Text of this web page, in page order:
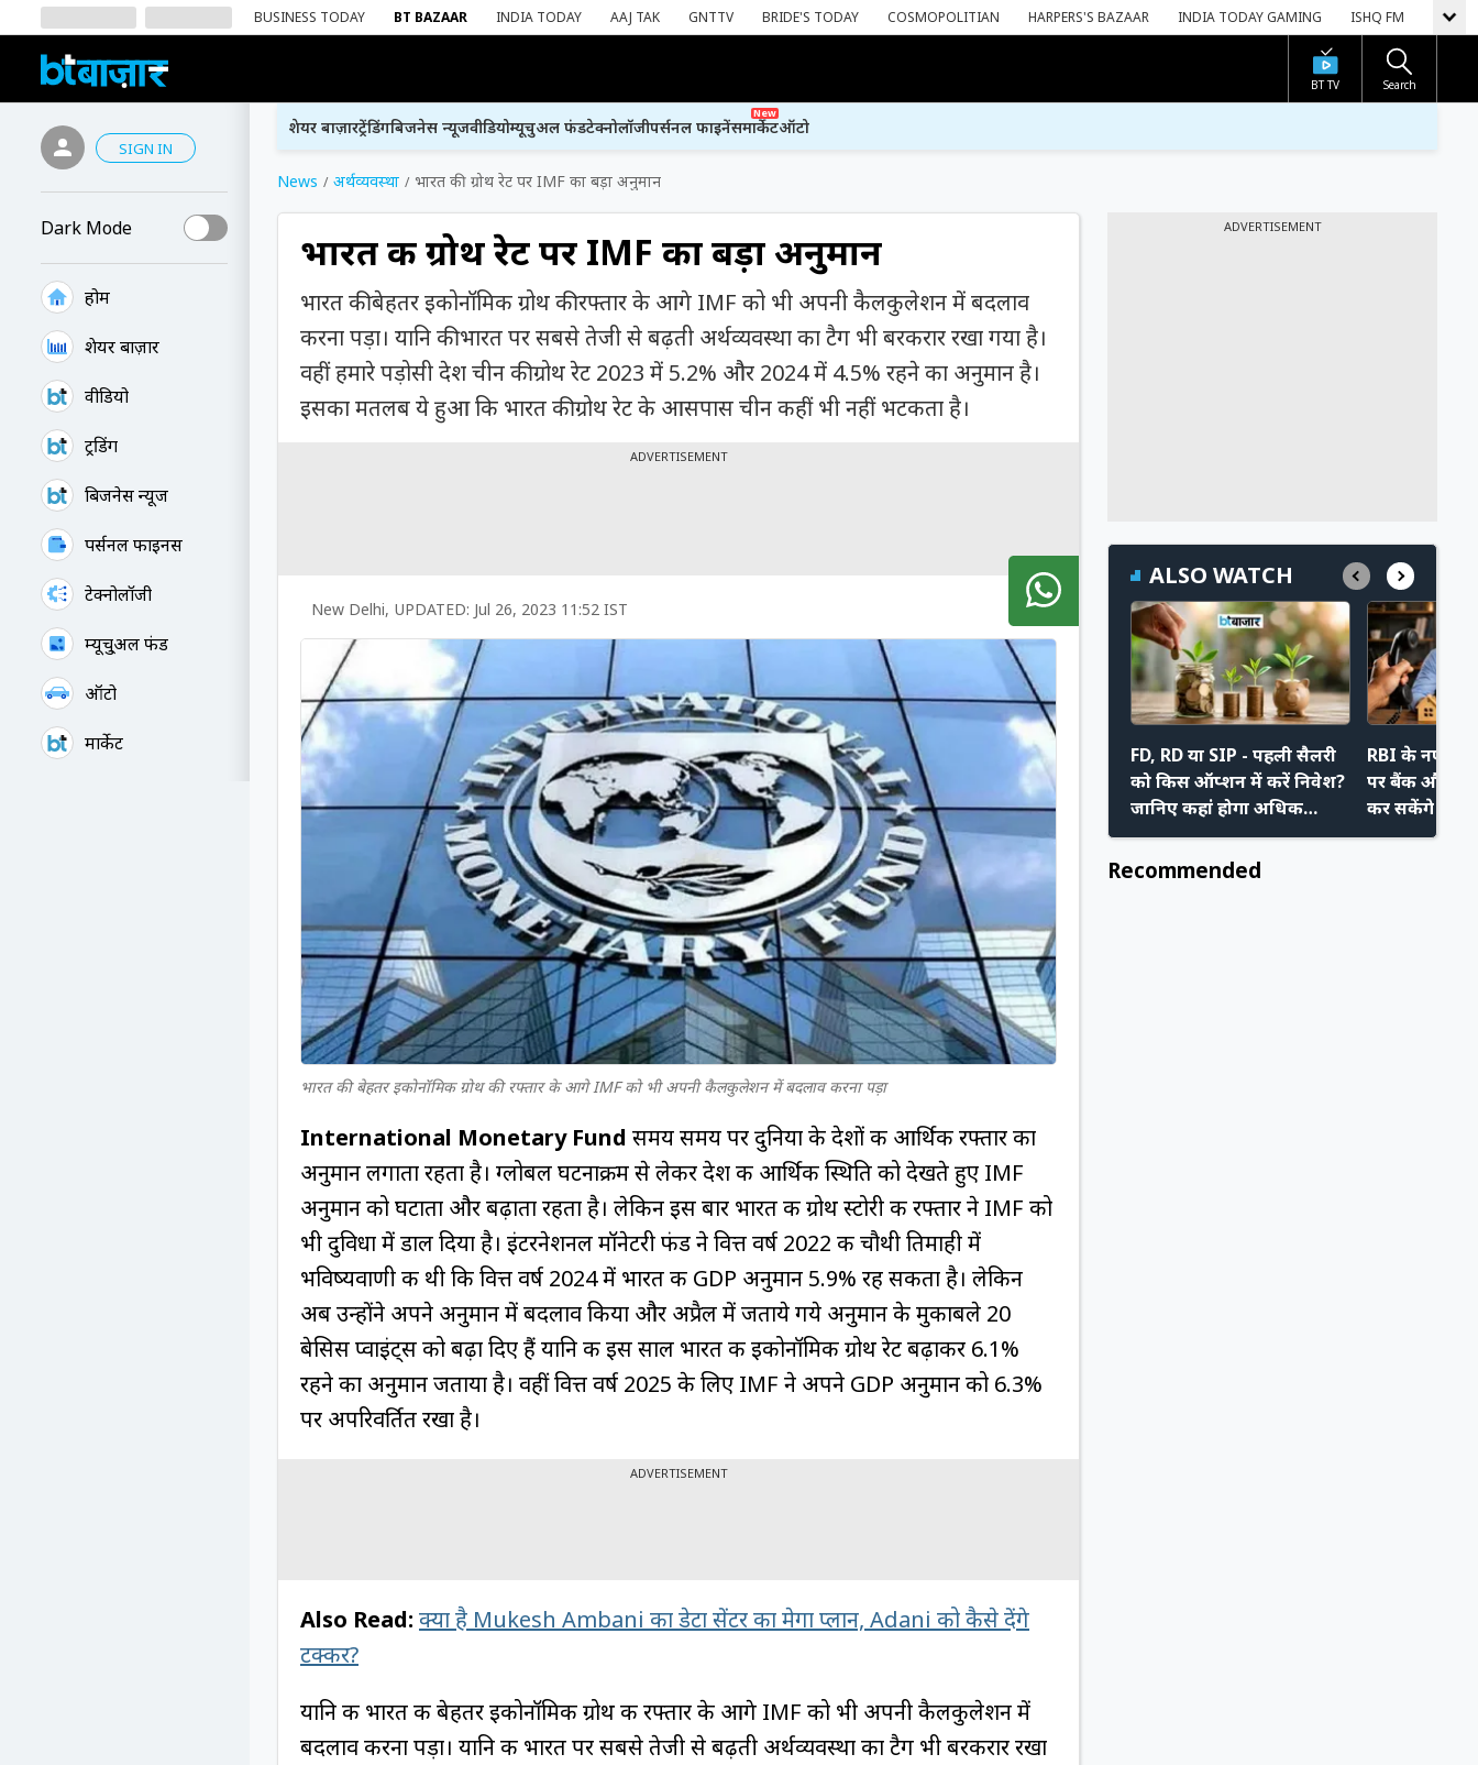
BUSINESS TODAY BT BAZAAR INDIA TODAY AAJ TAK GNTTV BRIDE'S TODAY COSMOPOLITIAN HARPERS'S BAZAAR INDIA TODAY GAMING ISHQ FM
BT TV Search
SIGN IN
Dark Mode
होम
शेयर बाज़ार
वीडियो
ट्रेंडिंग
बिजनेस न्यूज
पर्सनल फाइनेंस
टेक्नोलॉजी
म्यूचु्अल फंड
ऑटो
मार्केट
शेयर बाज़ारट्रेंडिंगबिजनेस न्यूजवीडियोम्यूचुअल फंडटेक्नोलॉजीपर्सनल फाइनेंस
New
मार्केटऑटो
News अर्थव्यवस्था भारत की ग्रोथ रेट पर IMF का बड़ा अनुमान
भारत की ग्रोथ रेट पर IMF का बड़ा अनुमान
भारत की बेहतर इकोनॉमिक ग्रोथ की रफ्तार के आगे IMF को भी अपनी कैलकुलेशन में बदलाव
करना पड़ा। यानि की भारत पर सबसे तेजी से बढ़ती अर्थव्यवस्था का टैग भी बरकरार रखा गया है।
वहीं हमारे पड़ोसी देश चीन की ग्रोथ रेट 2023 में 5.2% और 2024 में 4.5% रहने का अनुमान है।
इसका मतलब ये हुआ कि भारत की ग्रोथ रेट के आसपास चीन कहीं भी नहीं भटकता है।
ADVERTISEMENT
New Delhi, UPDATED: Jul 26, 2023 11:52 IST
भारत की बेहतर इकोनॉमिक ग्रोथ की रफ्तार के आगे IMF को भी अपनी कैलकुलेशन में बदलाव करना पड़ा
International Monetary Fund समय समय पर दुनिया के देशों की आर्थिक रफ्तार का
अनुमान लगाता रहता है। ग्लोबल घटनाक्रम से लेकर देश की आर्थिक स्थिति को देखते हुए IMF
अनुमान को घटाता और बढ़ाता रहता है। लेकिन इस बार भारत की ग्रोथ स्टोरी की रफ्तार ने IMF को
भी दुविधा में डाल दिया है। इंटरनेशनल मॉनेटरी फंड ने वित्त वर्ष 2022 की चौथी तिमाही में
भविष्यवाणी की थी कि वित्त वर्ष 2024 में भारत की GDP अनुमान 5.9% रह सकता है। लेकिन
अब उन्होंने अपने अनुमान में बदलाव किया और अप्रैल में जताये गये अनुमान के मुकाबले 20
बेसिस प्वाइंट्स को बढ़ा दिए हैं यानि की इस साल भारत की इकोनॉमिक ग्रोथ रेट बढ़ाकर 6.1%
रहने का अनुमान जताया है। वहीं वित्त वर्ष 2025 के लिए IMF ने अपने GDP अनुमान को 6.3%
पर अपरिवर्तित रखा है।
ADVERTISEMENT
Also Read: क्या है Mukesh Ambani का डेटा सेंटर का मेगा प्लान, Adani को कैसे देंगे
टक्कर?
यानि की भारत की बेहतर इकोनॉमिक ग्रोथ की रफ्तार के आगे IMF को भी अपनी कैलकुलेशन में
बदलाव करना पड़ा। यानि की भारत पर सबसे तेजी से बढ़ती अर्थव्यवस्था का टैग भी बरकरार रखा
ADVERTISEMENT
ALSO WATCH
FD, RD या SIP - पहली सैलरी
को किस ऑप्शन में करें निवेश?
जानिए कहां होगा अधिक
फायदा
RBI के नए
पर बैंक और
कर सकेंगे
अपने नए
Recommended